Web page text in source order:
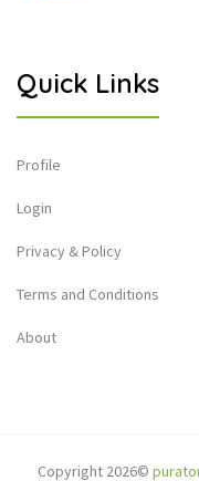
Quick Links
Profile
Login
Privacy & Policy
Terms and Conditions
About
Copyright 2026©